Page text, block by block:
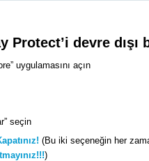
Protect’i devre dışı
uygulamasını açın
seçin
(Bu iki seçeneğin her
)